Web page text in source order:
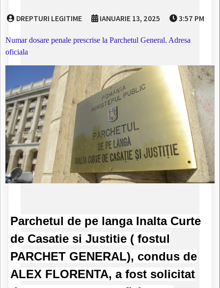
DREPTURI LEGITIME IANUARIE 13, 2025 3:57 PM
Numar dosare penale prescrise la Parchetul General. Adresa
oficiala
Parchetul de pe langa Inalta Curte
de Casatie si Justitie ( fostul
PARCHET GENERAL), condus de
ALEX FLORENTA, a fost solicitat